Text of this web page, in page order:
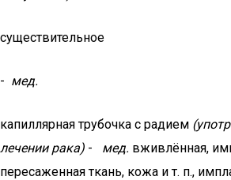
существительное
- мед.
капиллярная трубочка с радием
лечении рака) - мед. вживлённая,
пересаженная ткань, кожа и т. п.,